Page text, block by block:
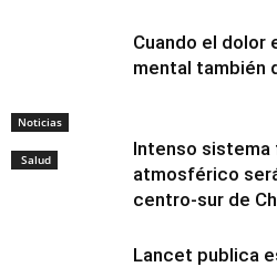
Noticias
Salud
Cuando el dolor
mental también
Intenso
atmosférico
centro-sur de
Lancet publica